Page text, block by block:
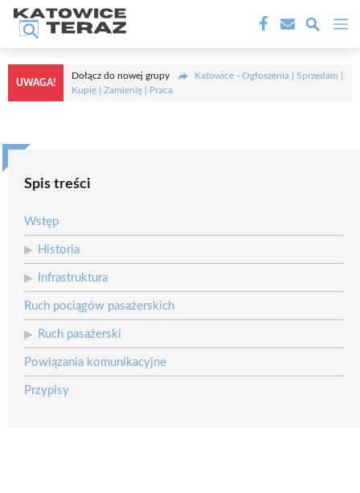
Przejdź
treści
UWAGA!
Dołącz do nowej grupy
Katowice - Ogłoszenia | Sprzedam |
Kupię | Zamienię | Praca
Spis treści
Wstęp
Historia
Infrastruktura
Ruch pociągów pasażerskich
Ruch pasażerski
Powiązania komunikacyjne
Przypisy